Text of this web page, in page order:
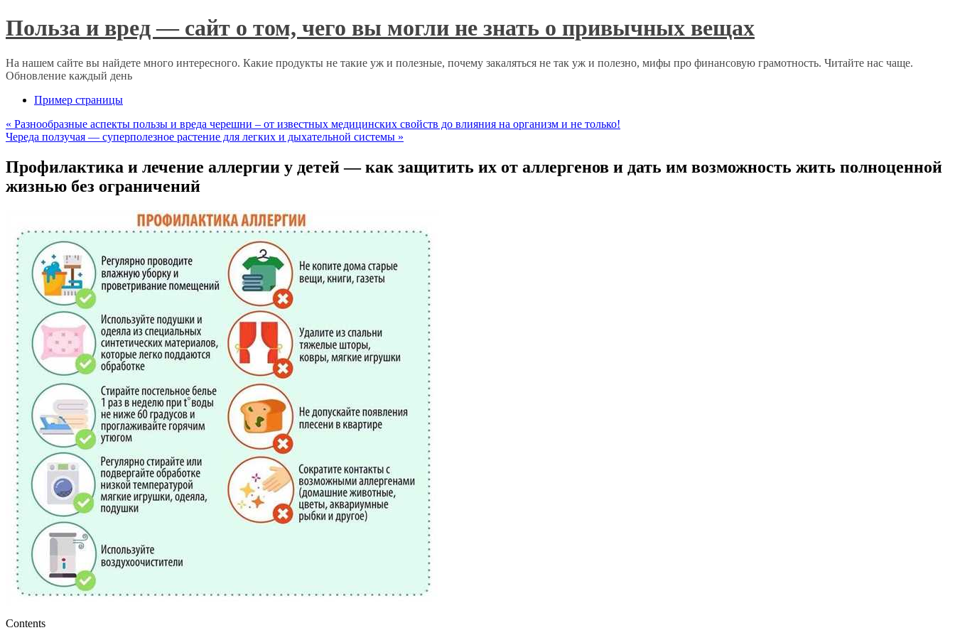
Польза и вред — сайт о том, чего вы могли не знать о привычных вещах
На нашем сайте вы найдете много интересного. Какие продукты не такие уж и полезные, почему закаляться не так уж и полезно, мифы про финансовую грамотность. Читайте нас чаще.
Обновление каждый день
Пример страницы
« Разнообразные аспекты пользы и вреда черешни – от известных медицинских свойств до влияния на организм и не только!
Череда ползучая — суперполезное растение для легких и дыхательной системы »
Профилактика и лечение аллергии у детей — как защитить их от аллергенов и дать им возможность жить полноценной
жизнью без ограничений
Contents